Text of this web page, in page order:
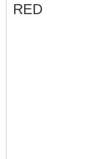
RED